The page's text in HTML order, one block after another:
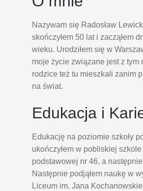
Nazywam się Radosław
skończyłem 50 lat i zacząłem
wieku. Urodziłem się w
moje życie związane jest z tym
rodzice też tu mieszkali zanim
na świat.
Edukacja i
Edukację na poziomie szkoły
ukończyłem w pobliskiej szkole
podstawowej nr 46, a
Następnie podjąłem naukę w
Liceum im. Jana